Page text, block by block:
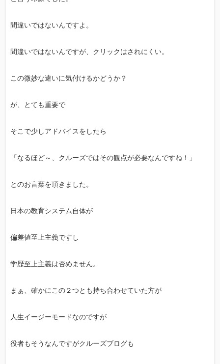
間違いではないんですよ。
間違いではないんですが、クリックはされにくい。
この微妙な違いに気付けるかどうか？
が、とても重要で
そこで少しアドバイスをしたら
「なるほど～、クルーズではその観点が必要なんですね！」
とのお言葉を頂きました。
日本の教育システム自体が
偏差値至上主義ですし
学歴至上主義は否めません。
まぁ、確かにこの２つとも持ち合わせていた方が
人生イージーモードなのですが
役者もそうなんですがクルーズブログも